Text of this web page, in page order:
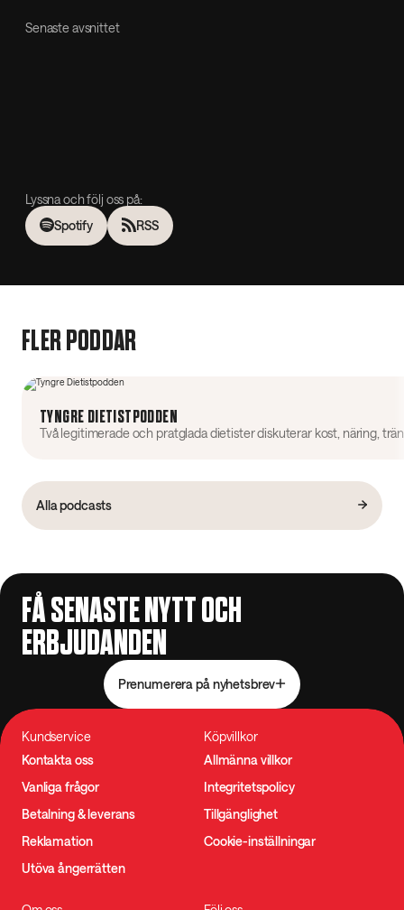
Senaste avsnittet
Lyssna och följ oss på:
Spotify
RSS
FLER PODDAR
TYNGRE DIETISTPODDEN
Alla podcasts
FÅ SENASTE NYTT OCH
ERBJUDANDEN
Prenumerera på nyhetsbrev
Kundservice
Kontakta oss
Vanliga frågor
Betalning & leverans
Reklamation
Utöva ångerrätten
Köpvillkor
Allmänna villkor
Integritetspolicy
Tillgänglighet
Cookie-inställningar